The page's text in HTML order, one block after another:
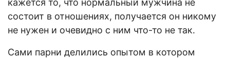
состоит в отношениях, получается он никому
не нужен и очевидно с ним что-то не так.
Сами парни делились опытом в котором